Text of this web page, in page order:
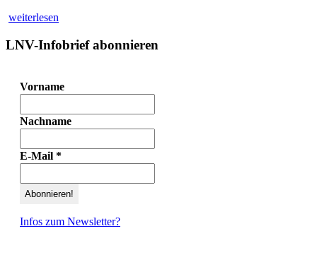
weiterlesen
LNV-Infobrief abonnieren
Vorname
Nachname
E-Mail *
Infos zum Newsletter?